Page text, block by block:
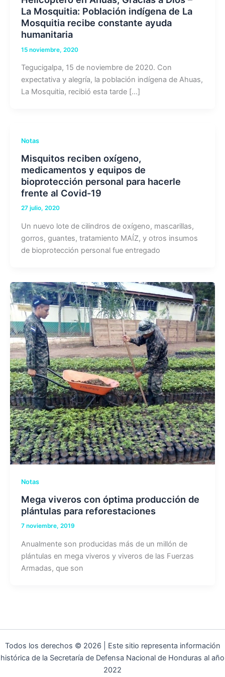
La Mosquitia: Población indígena de La
Mosquitia recibe constante ayuda
humanitaria
15 noviembre, 2020
Tegucigalpa, 15 de noviembre de 2020. Con
expectativa y alegría, la población indígena de Ahuas,
La Mosquitia, recibió esta tarde […]
Notas
Misquitos reciben oxígeno,
medicamentos y equipos de
bioprotección personal para hacerle
frente al Covid-19
27 julio, 2020
Un nuevo lote de cilindros de oxígeno, mascarillas,
gorros, guantes, tratamiento MAÍZ, y otros insumos
de bioprotección personal fue entregado
Notas
Mega viveros con óptima producción de
plántulas para reforestaciones
7 noviembre, 2019
Anualmente son producidas más de un millón de
plántulas en mega viveros y viveros de las Fuerzas
Armadas, que son
Todos los derechos © 2026 | Este sitio representa información
histórica de la Secretaría de Defensa Nacional de Honduras al año
2022